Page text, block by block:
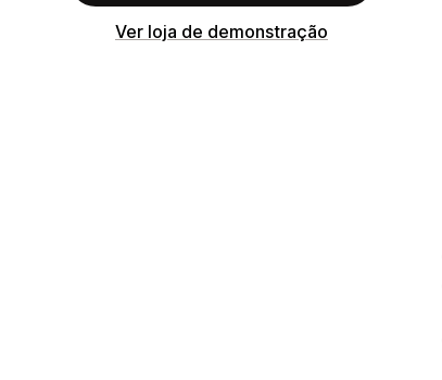
Ver loja de demonstração